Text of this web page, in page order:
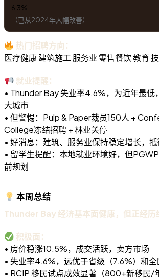
6.3%
（已从2024年大幅改善）
热门招聘方向：
医疗健康建筑施工 服务业零售餐饮教育
就业提醒：
• Thunder Bay 失业率4.6%，为近年最低
大城市
• 但警惕：Pulp & Paper裁员150人 +
College冻结招聘 + 林业关停
• 好消息：建筑、服务业保持稳定增长，
• 留学生提醒：本地就业环境好，但
前规划
本周总结
Thunder Bay 经济基本面健康，但正经历
积极面：
• 房价稳涨10.5%，成交活跃，卖方市场
• 失业率4.6%，远优于省级（7.6%）和全
• RCIP 移民试点成效显著（800+新移民/